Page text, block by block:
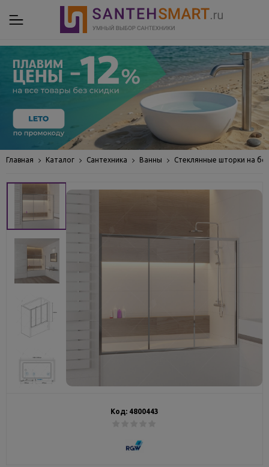
Главная Каталог Сантехника Ванны Стеклянные шторки на
Код: 4800443